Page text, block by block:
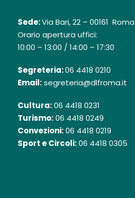
Sede:Via Bari, 22 – 00161 Roma
Orario apertura uffici:
10:00 – 13:00 / 14:00 – 17:30
Segreteria:06 4418 0210
Email:segreteria@dlfroma.it
Cultura:06 4418 0231
Turismo:06 4418 0249
Convezioni:06 4418 0219
Sport e Circoli:06 4418 0305